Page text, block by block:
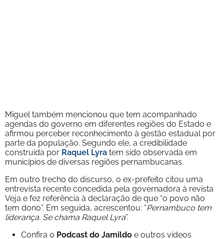
Miguel também mencionou que tem acompanhado
agendas do governo em diferentes regiões do Estado e
afirmou perceber reconhecimento à gestão estadual por
parte da população. Segundo ele, a credibilidade
construída por Raquel Lyra tem sido observada em
municípios de diversas regiões pernambucanas.
Em outro trecho do discurso, o ex-prefeito citou uma
entrevista recente concedida pela governadora à revista
Veja e fez referência à declaração de que “o povo não
tem dono”. Em seguida, acrescentou: “Pernambuco tem
liderança. Se chama Raquel Lyra”.
Confira o Podcast do Jamildo e outros vídeos